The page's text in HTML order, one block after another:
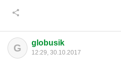
G globusik
12:29, 30.10.2017